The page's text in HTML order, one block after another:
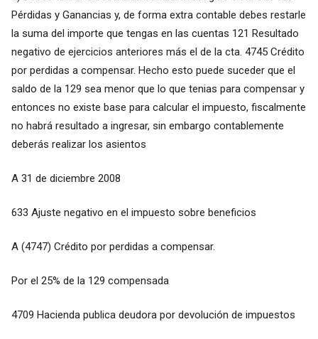
Pérdidas y Ganancias y, de forma extra contable debes restarle
la suma del importe que tengas en las cuentas 121 Resultado
negativo de ejercicios anteriores más el de la cta. 4745 Crédito
por perdidas a compensar. Hecho esto puede suceder que el
saldo de la 129 sea menor que lo que tenias para compensar y
entonces no existe base para calcular el impuesto, fiscalmente
no habrá resultado a ingresar, sin embargo contablemente
deberás realizar los asientos
A 31 de diciembre 2008
633 Ajuste negativo en el impuesto sobre beneficios
A (4747) Crédito por perdidas a compensar.
Por el 25% de la 129 compensada
4709 Hacienda publica deudora por devolución de impuestos